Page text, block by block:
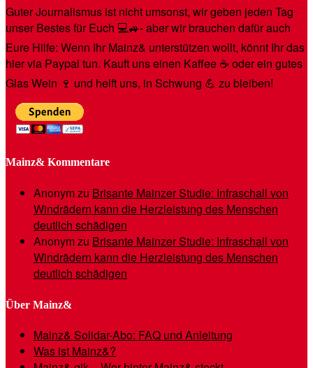
Guter Journalismus ist nicht umsonst, wir geben jeden Tag
unser Bestes für Euch 💻🚙- aber wir brauchen dafür auch
Eure Hilfe: Wenn Ihr Mainz& unterstützen wollt, könnt Ihr das
hier via Paypal tun. Kauft uns einen Kaffee ☕️ oder ein gutes
Glas Wein 🍷 und helft uns, in Schwung 💪 zu bleiben!
Mainz& Kommentare
Anonymzu Brisante Mainzer Studie: Infraschall von
Windrädern kann die Herzleistung des Menschen
deutlich schädigen
Anonymzu Brisante Mainzer Studie: Infraschall von
Windrädern kann die Herzleistung des Menschen
deutlich schädigen
Über Mainz&
Mainz& Solidar-Abo: FAQ und Anleitung
Was ist Mainz&?